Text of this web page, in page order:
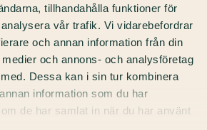
tillhandahålla funktioner för
vår trafik. Vi vidarebefordrar
och annan information från din
och annons- och analysföretag
Dessa kan i sin tur kombinera
information som du har
de har samlat in när du har använt